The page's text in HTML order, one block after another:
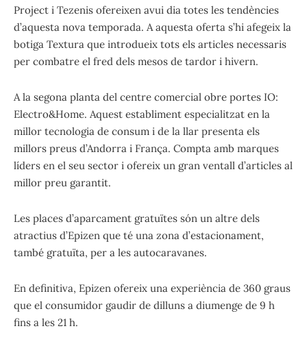
Project i Tezenis ofereixen avui dia totes les tendències
d’aquesta nova temporada. A aquesta oferta s’hi afegeix la
botiga Textura que introdueix tots els articles necessaris
per combatre el fred dels mesos de tardor i hivern.
A la segona planta del centre comercial obre portes IO:
Electro&Home. Aquest establiment especialitzat en la
millor tecnologia de consum i de la llar presenta els
millors preus d’Andorra i França. Compta amb marques
líders en el seu sector i ofereix un gran ventall d’articles al
millor preu garantit.
Les places d’aparcament gratuïtes són un altre dels
atractius d’Epizen que té una zona d’estacionament,
també gratuïta, per a les autocaravanes.
En definitiva, Epizen ofereix una experiència de 360 graus
que el consumidor gaudir de dilluns a diumenge de 9 h
fins a les 21 h.